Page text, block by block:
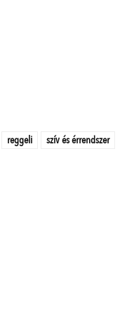
reggeli
szív és érrendszer